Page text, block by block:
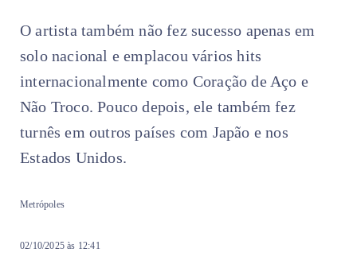
O artista também não fez sucesso apenas em
solo nacional e emplacou vários hits
internacionalmente como Coração de Aço e
Não Troco. Pouco depois, ele também fez
turnês em outros países com Japão e nos
Estados Unidos.
Metrópoles
02/10/2025 às 12:41